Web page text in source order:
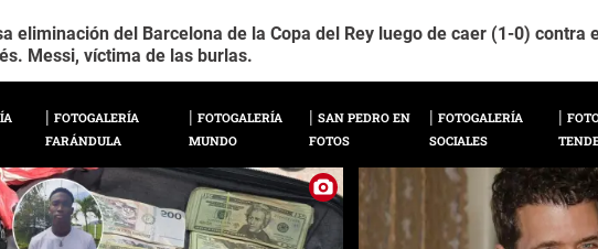
eliminación del Barcelona de la Copa del Rey luego de caer (1-0) contra
Messi, víctima de las burlas.
FOTOGALERÍA
FARÁNDULA
FOTOGALERÍA
MUNDO
SAN PEDRO EN
FOTOS
FOTOGALERÍA
SOCIALES